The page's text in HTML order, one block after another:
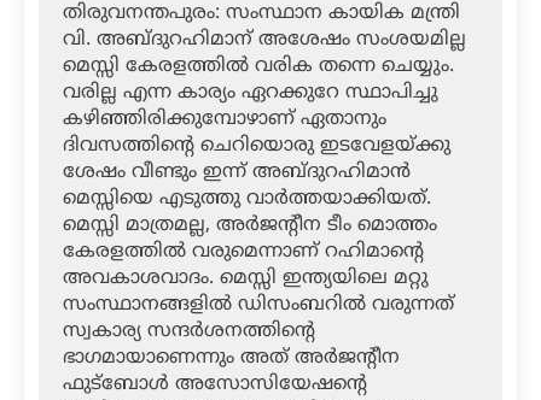
തിരുവനന്തപുരം: സംസ്ഥാന കായിക മന്ത്രി
വി. അബ്ദുറഹിമാന് അശേഷം സംശയമില്ല
മെസ്സി കേരളത്തില്‍ വരിക തന്നെ ചെയ്യും.
വരില്ല എന്ന കാര്യം ഏറക്കുറേ സ്ഥാപിച്ചു
കഴിഞ്ഞിരിക്കുമ്പോഴാണ് ഏതാനും
ദിവസത്തിന്റെ ചെറിയൊരു ഇടവേളയ്ക്കു
ശേഷം വീണ്ടും ഇന്ന് അബ്ദുറഹിമാന്‍
മെസ്സിയെ എടുത്തു വാര്‍ത്തയാക്കിയത്.
മെസ്സി മാത്രമല്ല, അര്‍ജന്റീന ടീം മൊത്തം
കേരളത്തില്‍ വരുമെന്നാണ് റഹിമാന്റെ
അവകാശവാദം. മെസ്സി ഇന്ത്യയിലെ മറ്റു
സംസ്ഥാനങ്ങളില്‍ ഡിസംബറില്‍ വരുന്നത്
സ്വകാര്യ സന്ദര്‍ശനത്തിന്റെ
ഭാഗമായാണെന്നും അത് അര്‍ജന്റീന
ഫുട്‌ബോള്‍ അസോസിയേഷന്റെ